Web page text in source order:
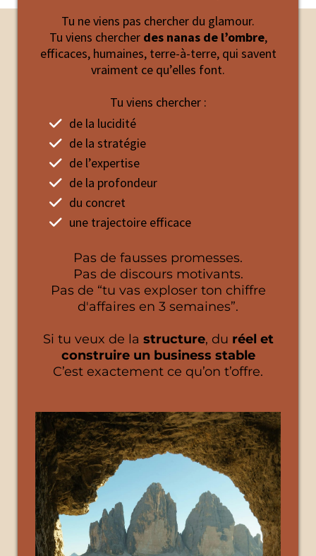
lien et attirer des clientes, grâce à unestructure
vertueuse.
Son expertise : utiliser le storytelling stratégique
cohérente, lisible et fédératrice
Ici, la communication n’est pas un masque.
C’est une architecture stratégique
transmettre et construire sur le long terme.
Tu ne viens pas chercher du glamour.
Tu viens chercher des nanas de l’ombre,
efficaces, humaines, terre-à-terre, qui savent
vraiment ce qu’elles font.
Tu viens chercher :
de la lucidité
de la stratégie
de l’expertise
de la profondeur
du concret
une trajectoire efficace
Pas de fausses promesses.
Pas de discours motivants.
Pas de “tu vas exploser ton chiffre
d'affaires en 3 semaines”.
Si tu veux de la structure, du réel et
construire un business stable
C’est exactement ce qu’on t’offre.